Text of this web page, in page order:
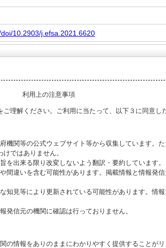
10.2903/j.efsa.2021.6620
利用上の注意事項
理解ください。ご利用に当たって、以下３に同意し
関等の公式ウェブサイト等から収集しています。
ではありません。
出来る限り改変しないよう翻訳・要約しています。
違いを含む可能性があります。掲載情報と情報発
見等により更新されている可能性があります。情
信元の機関に確認は行っておりません。
情報をありのままにわかりやすく提供することが